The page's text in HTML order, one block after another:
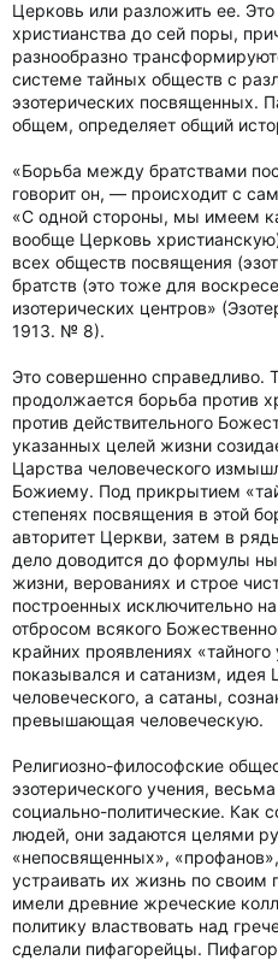
Церковь или разложить ее.
христианства до сей поры,
разнообразно
системе тайных обществ с
эзотерических посвященных.
общем, определяет общий
«Борьба между братствами
говорит он, — происходит с
«С одной стороны, мы имеем
вообще Церковь
всех обществ посвящения
братств (это тоже для
изотерических центров»
1913. № 8).
Это совершенно справедливо.
продолжается борьба против
против действительного
указанных целей жизни
Царства человеческого
Божиему. Под прикрытием
степенях посвящения в этой
авторитет Церкви, затем в
дело доводится до формулы
жизни, верованиях и строе
построенных исключительно
отбросом всякого
крайних проявлениях
показывался и сатанизм, идея
человеческого, а сатаны,
превышающая человеческую.
Религиозно-философские
эзотерического учения,
социально-политические. Как
людей, они задаются целями
«непосвященных»,
устраивать их жизнь по своим
имели древние жреческие
политику властвовать над
сделали пифагорейцы.